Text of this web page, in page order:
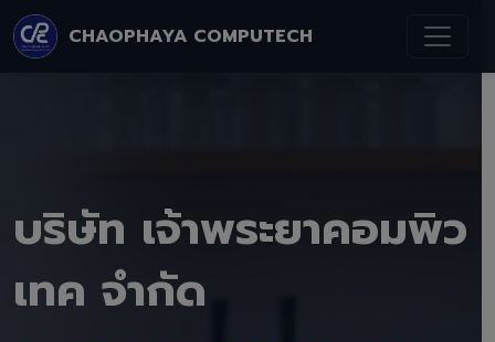
CHAOPHAYA COMPUTECH
บริษัท เจ้าพระยาคอมพิว
เทค จำกัด